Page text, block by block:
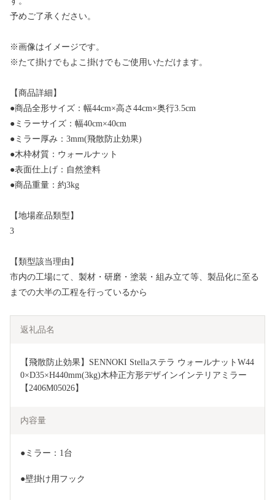
予めご了承ください。
※画像はイメージです。
※たて掛けでもよこ掛けでもご使用いただけます。
【商品詳細】
●商品全形サイズ：幅44cm×高さ44cm×奥行3.5cm
●ミラーサイズ：幅40cm×40cm
●ミラー厚み：3mm(飛散防止効果)
●木枠材質：ウォールナット
●表面仕上げ：自然塗料
●商品重量：約3kg
【地場産品類型】
3
【類型該当理由】
市内の工場にて、製材・研磨・塗装・組み立て等、製品化に至る
までの大半の工程を行っているから
返礼品名
【飛散防止効果】SENNOKI Stellaステラ ウォールナットW44
0×D35×H440mm(3kg)木枠正方形デザインインテリアミラー
【2406M05026】
内容量
●ミラー：1台
●壁掛け用フック